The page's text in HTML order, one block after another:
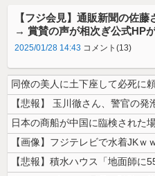
【フジ会見】通販新聞の佐
→ 賞賛の声が相次ぎ公式HP
2025/01/28 14:43 コメント(13)
同僚の美人に土下座して必死に
【画像】フジテレビで水着JK